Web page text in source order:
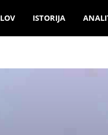
LOV ISTORIJA